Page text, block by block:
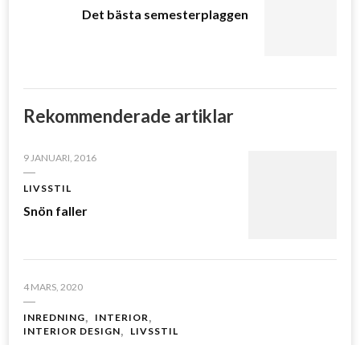
Det bästa semesterplaggen
Rekommenderade artiklar
9 JANUARI, 2016
LIVSSTIL
Snön faller
4 MARS, 2020
INREDNING
INTERIOR
INTERIOR DESIGN
LIVSSTIL